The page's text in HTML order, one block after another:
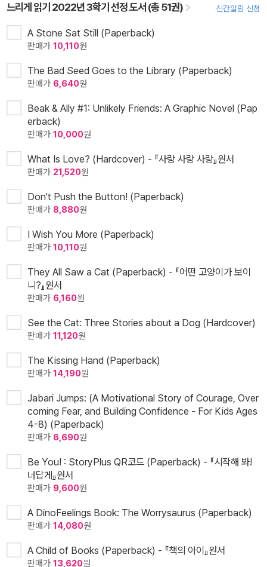
느리게 읽기 2022년 3학기 선정 도서 (총 51권) 신간알림 신청
A Stone Sat Still (Paperback)
판매가 10,110원
The Bad Seed Goes to the Library (Paperback)
판매가 6,640원
Beak & Ally #1: Unlikely Friends: A Graphic Novel (Pap
erback)
판매가 10,000원
What Is Love? (Hardcover) - 『사랑 사랑 사랑』원서
판매가 21,520원
Don't Push the Button! (Paperback)
판매가 8,880원
I Wish You More (Paperback)
판매가 10,110원
They All Saw a Cat (Paperback) - 『어떤 고양이가 보이
니?』원서
판매가 6,160원
See the Cat: Three Stories about a Dog (Hardcover)
판매가 11,120원
The Kissing Hand (Paperback)
판매가 14,190원
Jabari Jumps: (A Motivational Story of Courage, Over
coming Fear, and Building Confidence - For Kids Ages
4-8) (Paperback)
판매가 6,690원
Be You! : StoryPlus QR코드 (Paperback) - 『시작해 봐!
너답게』원서
판매가 9,600원
A DinoFeelings Book: The Worrysaurus (Paperback)
판매가 14,080원
A Child of Books (Paperback) - 『책의 아이』원서
판매가 13,620원